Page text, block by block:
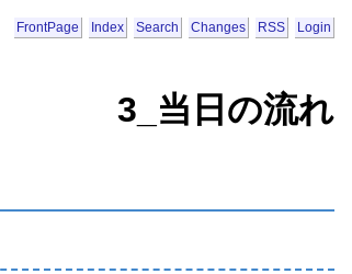
FrontPage Index Search Changes RSS Login
3_当日の流れ